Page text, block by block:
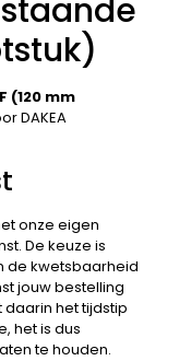
staande
(120 mm
DAKEA
onze eigen
De keuze is
de kwetsbaarheid
jouw bestelling
het tijdstip
het is dus
te houden.